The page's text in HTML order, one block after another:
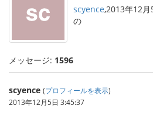
scyence,2013年12月
の
メッセージ: 1596
scyence (プロフィールを表示)
2013年12月5日 3:45:37